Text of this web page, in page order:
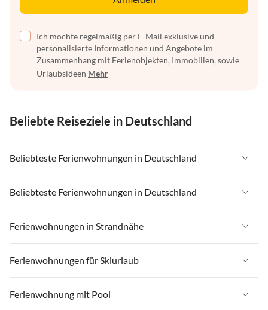
Ich möchte regelmäßig per E-Mail exklusive und
personalisierte Informationen und Angebote im
Zusammenhang mit Ferienobjekten, Immobilien, sowie
Urlaubsideen Mehr
Beliebte Reiseziele in Deutschland
Beliebteste Ferienwohnungen in Deutschland
Ferienwohnungen in Deutschland
Ferienwohnungen in Ostsee
Ferienwohnungen in Nordsee
Ferienwohnungen in Mecklenburg-Vorpommern
Ferienwohnungen in Niedersachsen
Beliebteste Ferienwohnungen in Deutschland
Ferienwohnungen in Deutschland
Ferienwohnungen in Ostsee
Ferienwohnungen in Nordsee
Ferienwohnungen in Strandnähe
Ferienwohnungen in Strandnähe in Deutschland
Ferienwohnungen in Strandnähe in Ostsee
Ferienwohnungen in Strandnähe in Nordsee
Ferienwohnungen für Skiurlaub
Ferienwohnungen für Skiurlaub in Deutschland
Ferienwohnung mit Pool